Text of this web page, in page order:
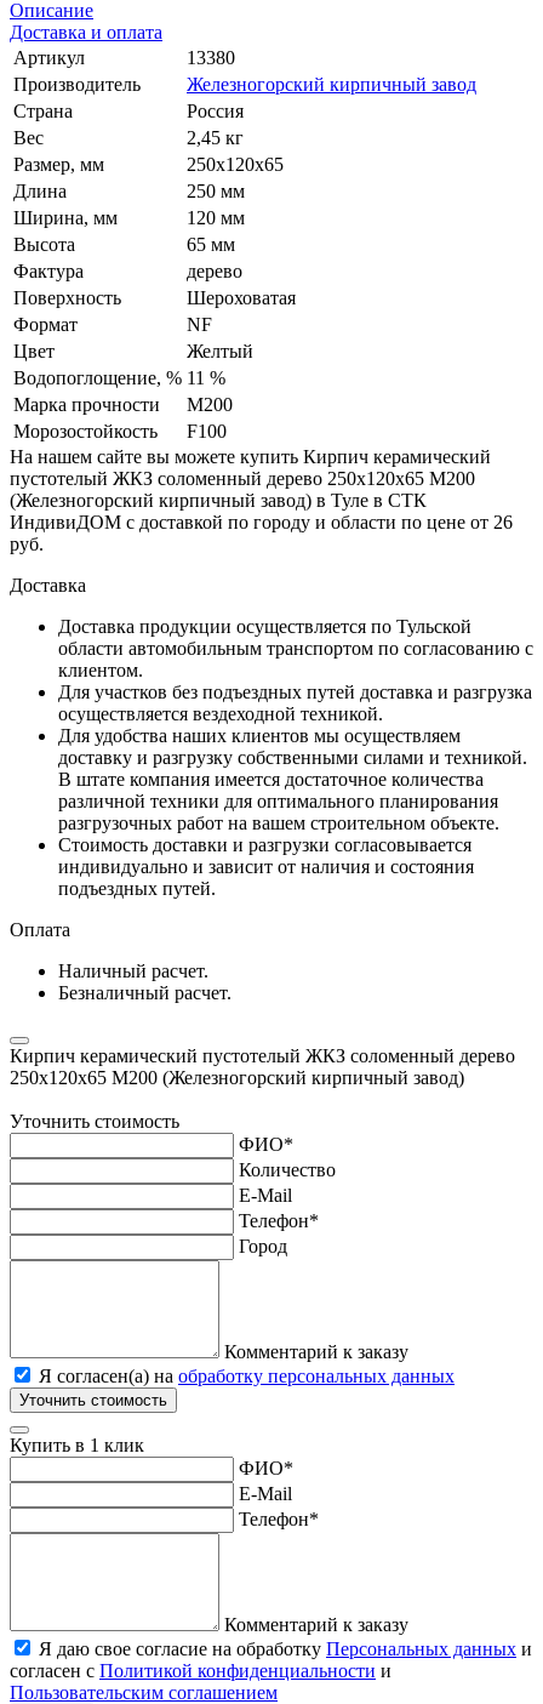
Описание
Доставка и оплата
Артикул
13380
Производитель
Железногорский кирпичный завод
Страна
Россия
Вес
2,45 кг
Размер, мм
250х120х65
Длина
250 мм
Ширина, мм
120 мм
Высота
65 мм
Фактура
дерево
Поверхность
Шероховатая
Формат
NF
Цвет
Желтый
Водопоглощение, % 11 %
Марка прочности
М200
Морозостойкость
F100
На нашем сайте вы можете купить Кирпич керамический
пустотелый ЖКЗ соломенный дерево 250х120х65 М200
(Железногорский кирпичный завод) в Туле в СТК
ИндивиДОМ с доставкой по городу и области по цене от 26
руб.
Доставка
Доставка продукции осуществляется по Тульской
области автомобильным транспортом по согласованию с
клиентом.
Для участков без подъездных путей доставка и разгрузка
осуществляется вездеходной техникой.
Для удобства наших клиентов мы осуществляем
доставку и разгрузку собственными силами и техникой.
В штате компания имеется достаточное количества
различной техники для оптимального планирования
разгрузочных работ на вашем строительном объекте.
Стоимость доставки и разгрузки согласовывается
индивидуально и зависит от наличия и состояния
подъездных путей.
Оплата
Наличный расчет.
Безналичный расчет.
Кирпич керамический пустотелый ЖКЗ соломенный дерево
250х120х65 М200 (Железногорский кирпичный завод)
Уточнить стоимость
ФИО*
Количество
E-Mail
Телефон*
Город
Комментарий к заказу
Я согласен(а) на обработку персональных данных
Уточнить стоимость
Купить в 1 клик
ФИО*
E-Mail
Телефон*
Комментарий к заказу
Я даю свое согласие на обработку Персональных данных и
согласен с Политикой конфиденциальности и
Пользовательским соглашением